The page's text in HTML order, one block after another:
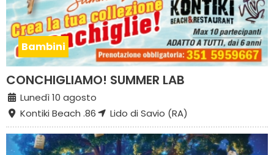
Bambini
CONCHIGLIAMO! SUMMER LAB
Lunedì 10 agosto
Kontiki Beach .86
Lido di Savio (RA)